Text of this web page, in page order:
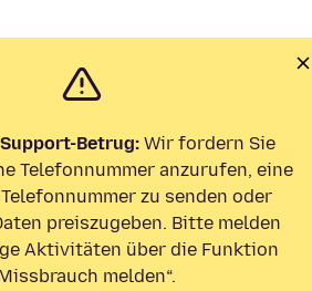
Betrug: Wir fordern Sie
Telefonnummer anzurufen, eine
zu senden oder
preiszugeben. Bitte melden
Aktivitäten über die Funktion
melden“.